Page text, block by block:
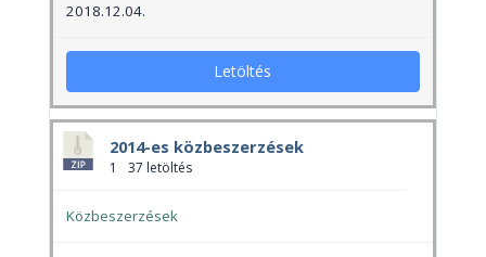
2018.12.04.
Letöltés
2014-es közbeszerzések
1 37 letöltés
Közbeszerzések